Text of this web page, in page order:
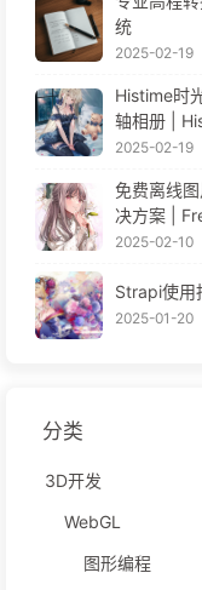
统
2025-02-19
Histime时
轴相册 |
2025-02-19
免费离线
决方案 |
2025-02-10
Strapi使用
2025-01-20
分类
3D开发
WebGL
图形编程